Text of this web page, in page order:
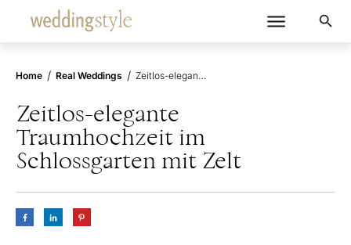
Home / Real Weddings / Zeitlos-elegante Traumhochzeit im Schlossgarten mit Zelt
Zeitlos-elegante
Traumhochzeit im
Schlossgarten mit Zelt